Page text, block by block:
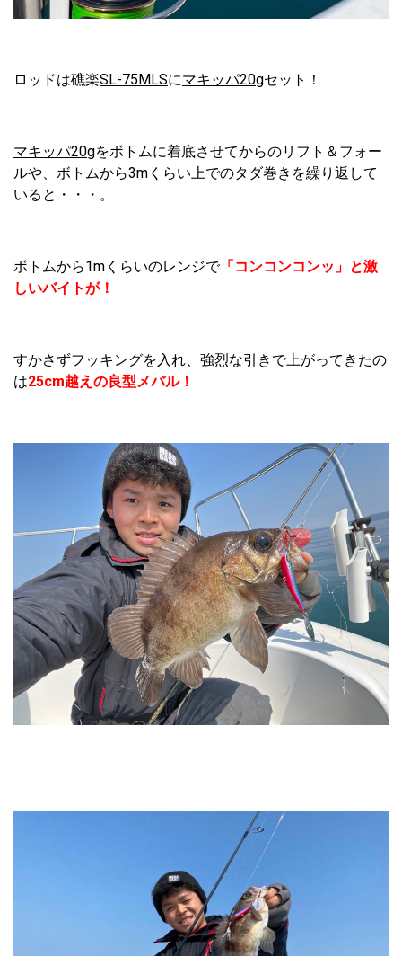
ロッドは礁楽SL-75MLSにマキッパ20gセット！
マキッパ20gをボトムに着底させてからのリフト＆フォー
ルや、ボトムから3mくらい上でのタダ巻きを繰り返して
いると・・・。
ボトムから1mくらいのレンジで「コンコンコンッ」と激
しいバイトが！
すかさずフッキングを入れ、強烈な引きで上がってきたの
は25cm越えの良型メバル！